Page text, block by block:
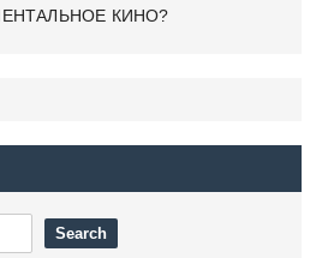
КИНО?